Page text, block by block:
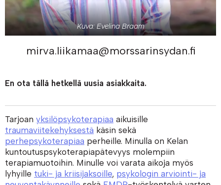
Kuva: Evelina Braam
mirva.liikamaa@morssarinsydan.fi
En ota tällä hetkellä uusia asiakkaita.
Tarjoan yksilöpsykoterapiaa aikuisille
traumaviitekehyksestä käsin sekä
perhepsykoterapiaa perheille. Minulla on Kelan
kuntoutuspsykoterapiapätevyys molempiin
terapiamuotoihin. Minulle voi varata aikoja myös
lyhyille tuki- ja kriisijaksoille, psykologin arviointi- ja